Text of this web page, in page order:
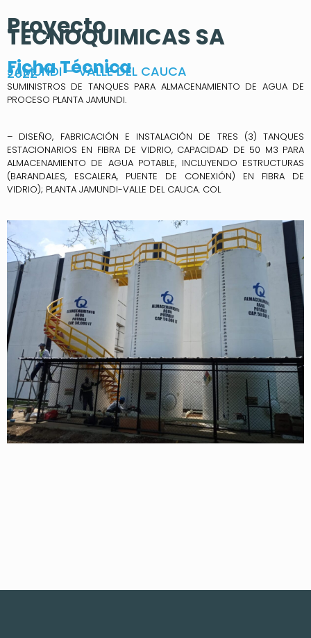
Proyecto
TECNOQUIMICAS SA
Ficha Técnica
JAMUNDI – VALLE DEL CAUCA
2022
SUMINISTROS DE TANQUES PARA ALMACENAMIENTO DE AGUA DE
PROCESO PLANTA JAMUNDI.
– DISEÑO, FABRICACIÓN E INSTALACIÓN DE TRES (3) TANQUES
ESTACIONARIOS EN FIBRA DE VIDRIO, CAPACIDAD DE 50 M3 PARA
ALMACENAMIENTO DE AGUA POTABLE, INCLUYENDO ESTRUCTURAS
(BARANDALES, ESCALERA, PUENTE DE CONEXIÓN) EN FIBRA DE
VIDRIO); PLANTA JAMUNDI-VALLE DEL CAUCA. COL